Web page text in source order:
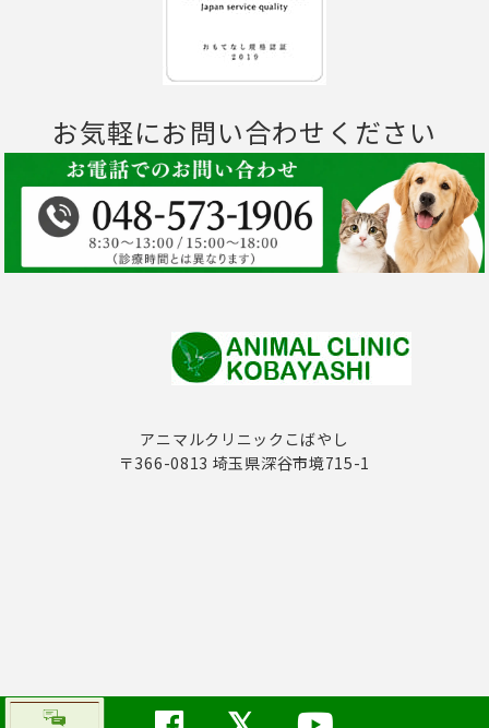
お気軽にお問い合わせください
アニマルクリニックこばやし
〒366-0813 埼玉県深谷市境715-1